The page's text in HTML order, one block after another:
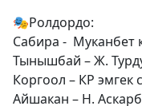
🎭Ролдордо:
Сабира -
Тынышбай – Ж.
Коргоол – КР эмгек
Айшакан – Н.